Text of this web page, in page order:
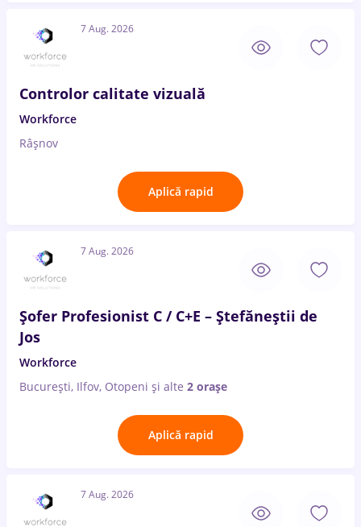
7 Aug. 2026
Controlor calitate vizuală
Workforce
Râșnov
Aplică rapid
7 Aug. 2026
Șofer Profesionist C / C+E – Ștefăneștii de
Jos
Workforce
București, Ilfov, Otopeni și alte 2 orașe
Aplică rapid
7 Aug. 2026